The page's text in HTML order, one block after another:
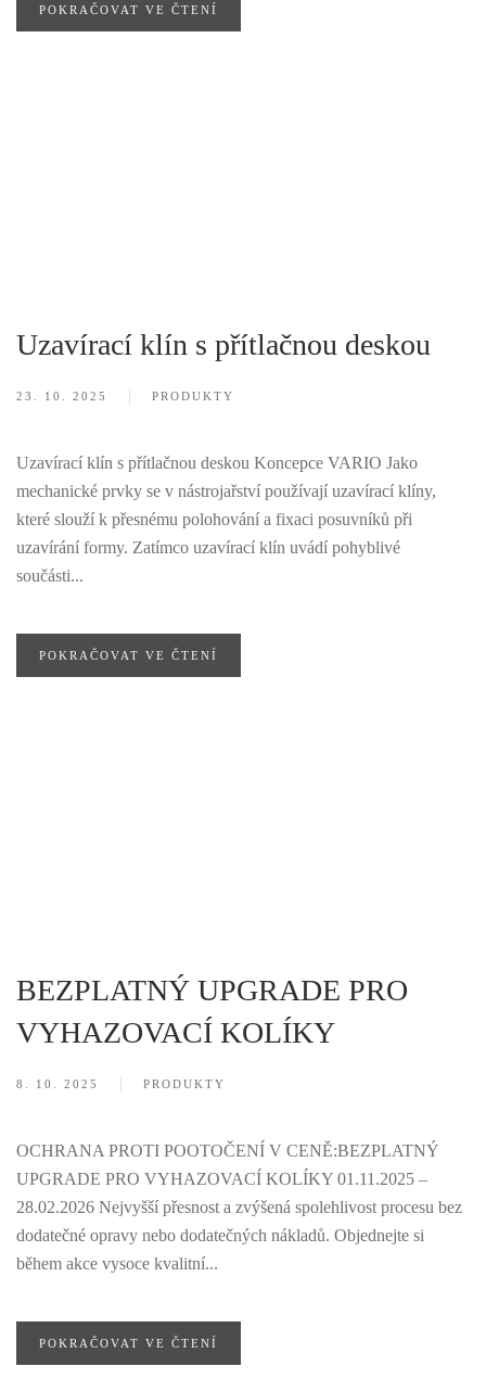
POKRAČOVAT VE ČTENÍ
Uzavírací klín s přítlačnou deskou
23. 10. 2025 PRODUKTY
Uzavírací klín s přítlačnou deskou Koncepce VARIO Jako
mechanické prvky se v nástrojařství používají uzavírací klíny,
které slouží k přesnému polohování a fixaci posuvníků při
uzavírání formy. Zatímco uzavírací klín uvádí pohyblivé
součásti...
POKRAČOVAT VE ČTENÍ
BEZPLATNÝ UPGRADE PRO
VYHAZOVACÍ KOLÍKY
8. 10. 2025 PRODUKTY
OCHRANA PROTI POOTOČENÍ V CENĚ:BEZPLATNÝ
UPGRADE PRO VYHAZOVACÍ KOLÍKY 01.11.2025 –
28.02.2026 Nejvyšší přesnost a zvýšená spolehlivost procesu bez
dodatečné opravy nebo dodatečných nákladů. Objednejte si
během akce vysoce kvalitní...
POKRAČOVAT VE ČTENÍ